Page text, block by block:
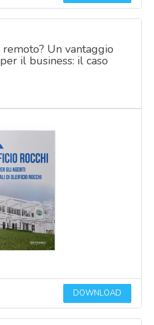
Un vantaggio
il business: il caso
DOWNLOAD